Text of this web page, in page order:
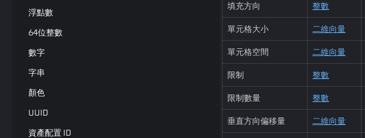
浮點數
64位整數
數字
字串
顏色
UUID
資產配置 ID
填充方向 整數
單元格大小 二維向量
單元格空間 二維向量
限制 整數
限制數量 整數
垂直方向偏移量 二維向量